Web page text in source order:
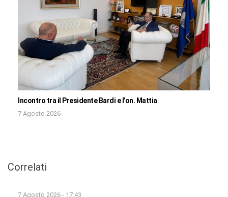
Incontro tra il Presidente Bardi e l’on. Mattia
7 Agosto 2026
Correlati
7 Agosto 2026 - 17:43